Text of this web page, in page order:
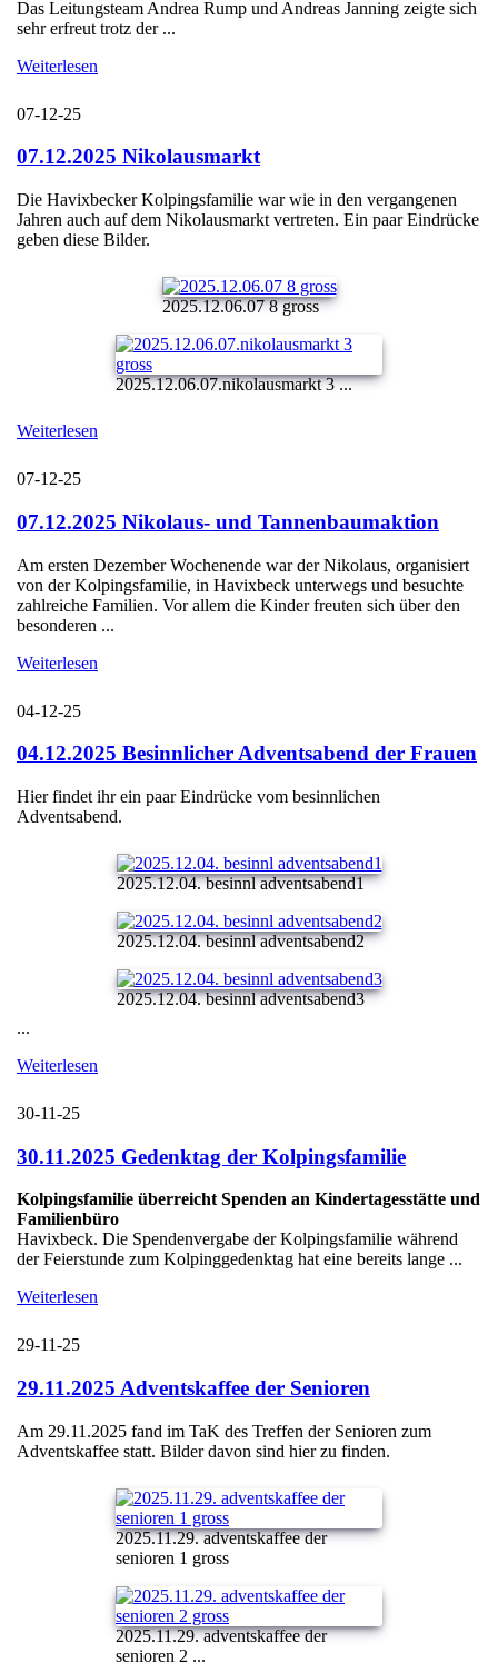
Das Leitungsteam Andrea Rump und Andreas Janning zeigte sich
sehr erfreut trotz der ...
Weiterlesen
07-12-25
07.12.2025 Nikolausmarkt
Die Havixbecker Kolpingsfamilie war wie in den vergangenen
Jahren auch auf dem Nikolausmarkt vertreten. Ein paar Eindrücke
geben diese Bilder.
2025.12.06.07 8 gross
2025.12.06.07.nikolausmarkt 3 ...
Weiterlesen
07-12-25
07.12.2025 Nikolaus- und Tannenbaumaktion
Am ersten Dezember Wochenende war der Nikolaus, organisiert
von der Kolpingsfamilie, in Havixbeck unterwegs und besuchte
zahlreiche Familien. Vor allem die Kinder freuten sich über den
besonderen ...
Weiterlesen
04-12-25
04.12.2025 Besinnlicher Adventsabend der Frauen
Hier findet ihr ein paar Eindrücke vom besinnlichen
Adventsabend.
2025.12.04. besinnl adventsabend1
2025.12.04. besinnl adventsabend2
2025.12.04. besinnl adventsabend3
...
Weiterlesen
30-11-25
30.11.2025 Gedenktag der Kolpingsfamilie
Kolpingsfamilie überreicht Spenden an Kindertagesstätte und
Familienbüro
Havixbeck. Die Spendenvergabe der Kolpingsfamilie während
der Feierstunde zum Kolpinggedenktag hat eine bereits lange ...
Weiterlesen
29-11-25
29.11.2025 Adventskaffee der Senioren
Am 29.11.2025 fand im TaK des Treffen der Senioren zum
Adventskaffee statt. Bilder davon sind hier zu finden.
2025.11.29. adventskaffee der
senioren 1 gross
2025.11.29. adventskaffee der
senioren 2 ...